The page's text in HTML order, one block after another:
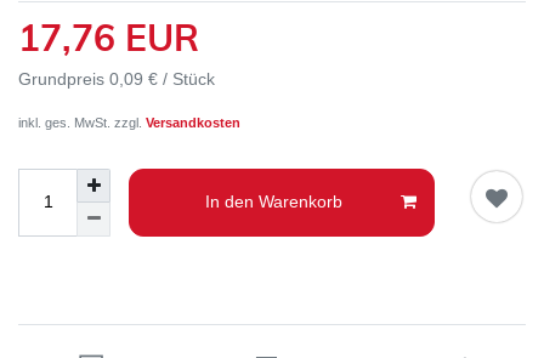
17,76 EUR
Grundpreis 0,09 € / Stück
inkl. ges. MwSt. zzgl. Versandkosten
In den Warenkorb